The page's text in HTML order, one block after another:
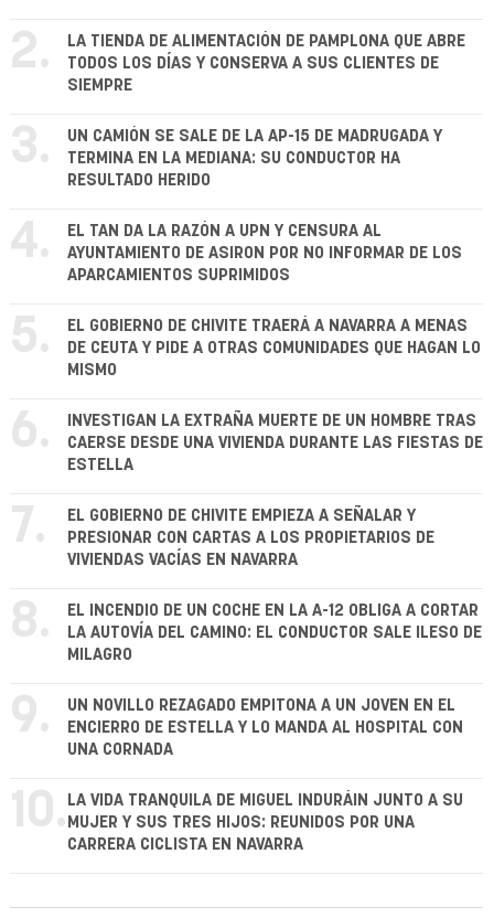
2.
LA TIENDA DE ALIMENTACIÓN DE PAMPLONA QUE ABRE
TODOS LOS DÍAS Y CONSERVA A SUS CLIENTES DE
SIEMPRE
3.
UN CAMIÓN SE SALE DE LA AP-15 DE MADRUGADA Y
TERMINA EN LA MEDIANA: SU CONDUCTOR HA
RESULTADO HERIDO
4.
EL TAN DA LA RAZÓN A UPN Y CENSURA AL
AYUNTAMIENTO DE ASIRON POR NO INFORMAR DE LOS
APARCAMIENTOS SUPRIMIDOS
5.
EL GOBIERNO DE CHIVITE TRAERÁ A NAVARRA A MENAS
DE CEUTA Y PIDE A OTRAS COMUNIDADES QUE HAGAN LO
MISMO
6.
INVESTIGAN LA EXTRAÑA MUERTE DE UN HOMBRE TRAS
CAERSE DESDE UNA VIVIENDA DURANTE LAS FIESTAS DE
ESTELLA
7.
EL GOBIERNO DE CHIVITE EMPIEZA A SEÑALAR Y
PRESIONAR CON CARTAS A LOS PROPIETARIOS DE
VIVIENDAS VACÍAS EN NAVARRA
8.
EL INCENDIO DE UN COCHE EN LA A-12 OBLIGA A CORTAR
LA AUTOVÍA DEL CAMINO: EL CONDUCTOR SALE ILESO DE
MILAGRO
9.
UN NOVILLO REZAGADO EMPITONA A UN JOVEN EN EL
ENCIERRO DE ESTELLA Y LO MANDA AL HOSPITAL CON
UNA CORNADA
10. LA VIDA TRANQUILA DE MIGUEL INDURÁIN JUNTO A SU
MUJER Y SUS TRES HIJOS: REUNIDOS POR UNA
CARRERA CICLISTA EN NAVARRA